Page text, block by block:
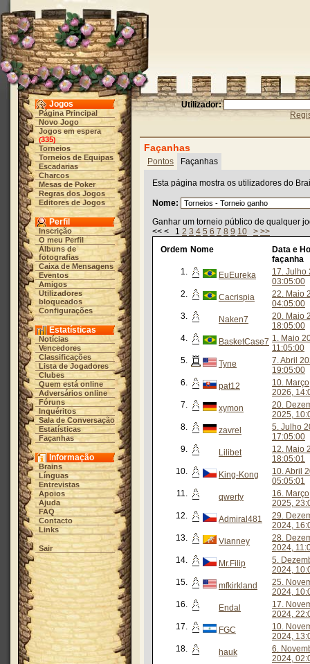
Jogos
Página Principal
Novo Jogo
Jogos em espera
(335)
Torneios
Torneios de Equipas
Escadarias
Charcos
Mesas de Poker
Regras dos Jogos
Editores de Jogos
Perfil
Inscrição
O meu Perfil
Álbuns de
fotografias
Caixa de Mensagens
Eventos
Amigos
Utilizadores
bloqueados
Configurações
Estatísticas
Notícias
Vencedores
Classificações
Lista de Jogadores
Clubes
Quem está online
Adversários online
Fóruns
Inquéritos
Sala de Conversação
Estatísticas
Façanhas
Informação
Brains
Línguas
Entrevistas
Apoios
Ajuda
FAQ
Contacto
Links
Sair
Utilizador:
Façanhas
Pontos Façanhas
Esta página mostra os utilizadores do
Nome:
Ganhar um torneio público de qualquer
<< < 1 2 3 4 5 6 7 8 9 10 > >>
Ordem Nome
Data e
façanha
1.
EuEureka
17. Julho
03:05:00
2.
Cacrispia
22. Maio
04:05:00
3.
Naken7
20. Maio
18:05:00
4.
BasketCase7 1. Maio
11:05:00
5.
Tyne
7. Abril
19:05:00
6.
pat12
10. Março
2026,
7.
xymon
20.
2025,
8.
zavrel
5. Julho
17:05:00
9.
Lilibet
12. Maio
18:05:01
10.
King-Kong
10. Abril
05:05:01
11.
qwerty
16. Março
2025,
12.
Admiral481
29.
2024,
13.
Vianney
28.
2024,
14.
Mr.Filip
5.
2024,
15.
mfkirkland
25.
2024,
16.
Endal
17.
2024,
17.
FGC
10.
2024,
18.
hauk
6.
2024,